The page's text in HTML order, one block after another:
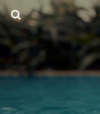
Zum
Hauptinhalt